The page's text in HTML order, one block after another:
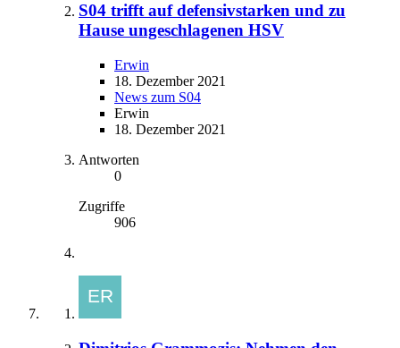
S04 trifft auf defensivstarken und zu
Hause ungeschlagenen HSV
Erwin
18. Dezember 2021
News zum S04
Erwin
18. Dezember 2021
Antworten
0
Zugriffe
906